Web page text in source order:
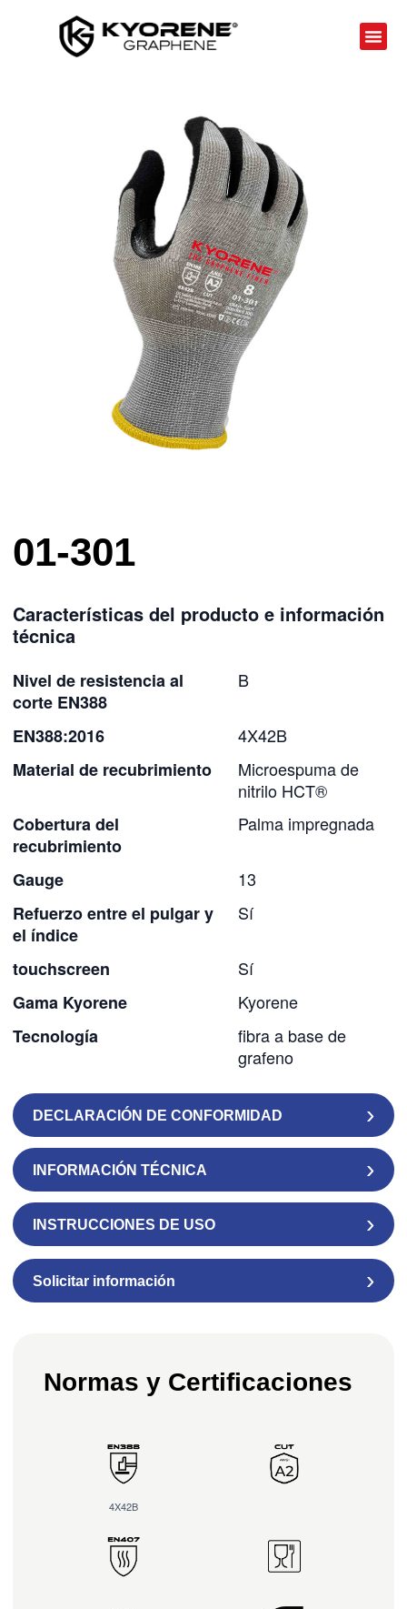
01-301
Características del producto e información
técnica
Nivel de resistencia al
corte EN388
B
EN388:2016
4X42B
Material de recubrimiento
Microespuma de
nitrilo HCT®
Cobertura del
recubrimiento
Palma impregnada
Gauge
13
Refuerzo entre el pulgar y
el índice
Sí
touchscreen
Sí
Gama Kyorene
Kyorene
Tecnología
fibra a base de
grafeno
DECLARACIÓN DE CONFORMIDAD
INFORMACIÓN TÉCNICA
INSTRUCCIONES DE USO
Solicitar información
Normas y Certificaciones
4X42B